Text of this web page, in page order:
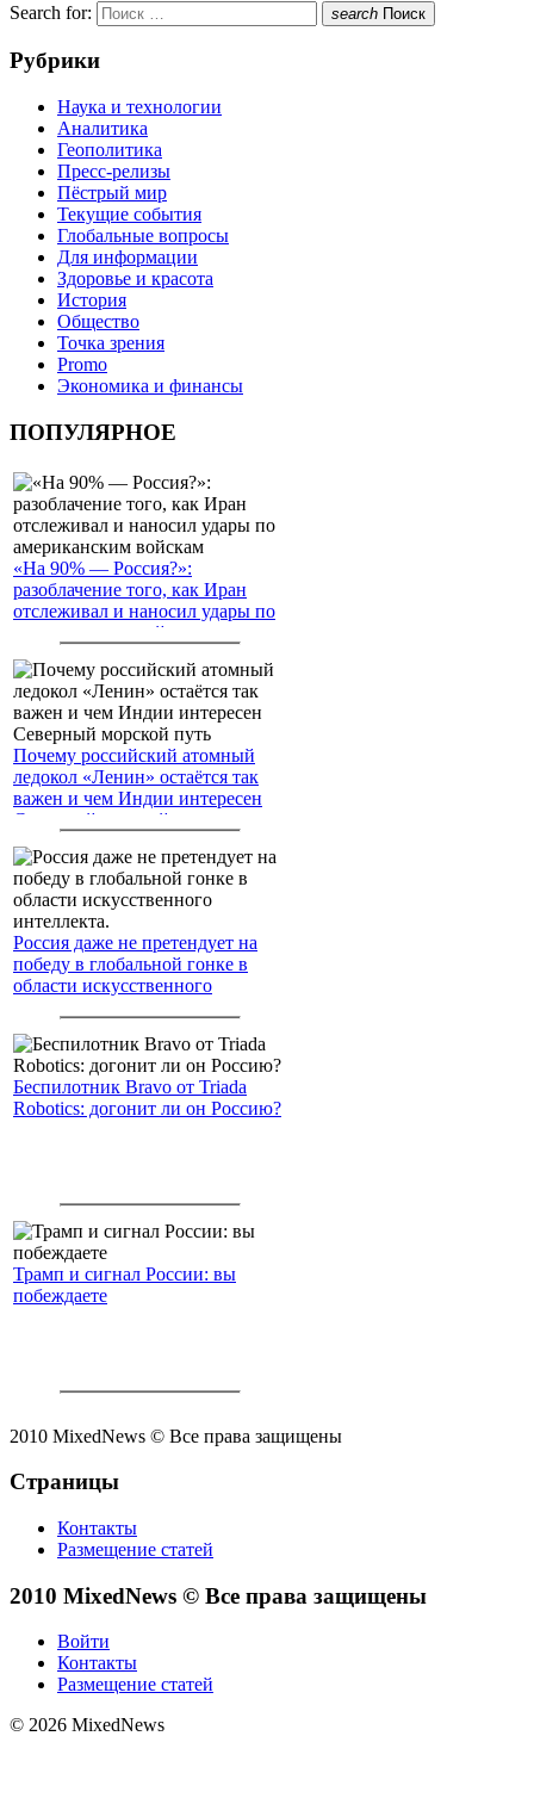
Search for: search Поиск
Рубрики
Наука и технологии
Аналитика
Геополитика
Пресс-релизы
Пёстрый мир
Текущие события
Глобальные вопросы
Для информации
Здоровье и красота
История
Общество
Точка зрения
Promo
Экономика и финансы
ПОПУЛЯРНОЕ
«На 90% — Россия?»:
разоблачение того, как Иран
отслеживал и наносил удары по
американским войскам
Почему российский атомный
ледокол «Ленин» остаётся так
важен и чем Индии интересен
Северный морской путь
Россия даже не претендует на
победу в глобальной гонке в
области искусственного
Беспилотник Bravo от Triada
Robotics: догонит ли он Россию?
Трамп и сигнал России: вы
побеждаете
2010 MixedNews © Все права защищены
Страницы
Контакты
Размещение статей
2010 MixedNews © Все права защищены
Войти
Контакты
Размещение статей
© 2026 MixedNews